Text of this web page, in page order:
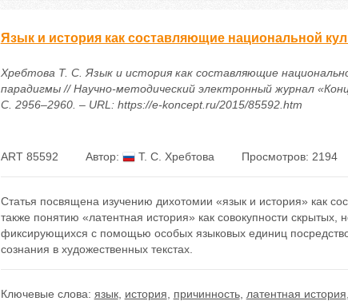
Язык и история как составляющие национальной
Хребтова Т. С. Язык и история как составляющие
парадигмы // Научно-методический электронный журнал
С. 2956–2960. – URL: https://e-koncept.ru/2015/85592.htm
ART 85592 Автор: Т. С. Хребтова Просмотров: 2194
Статья посвящена изучению дихотомии «язык и история» как
также понятию «латентная история» как совокупности скрытых,
фиксирующихся с помощью особых языковых единиц
сознания в художественных текстах.
Ключевые слова: язык, история причинность, латентная история